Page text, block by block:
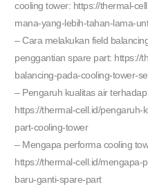
cooling tower: https://thermal-
mana-yang-lebih-tahan-lama-
– Cara melakukan field
penggantian spare part: https://
balancing-pada-cooling-tower-
– Pengaruh kualitas air
https://thermal-cell.id/
part-cooling-tower
– Mengapa performa cooling
https://thermal-cell.id/
baru-ganti-spare-part